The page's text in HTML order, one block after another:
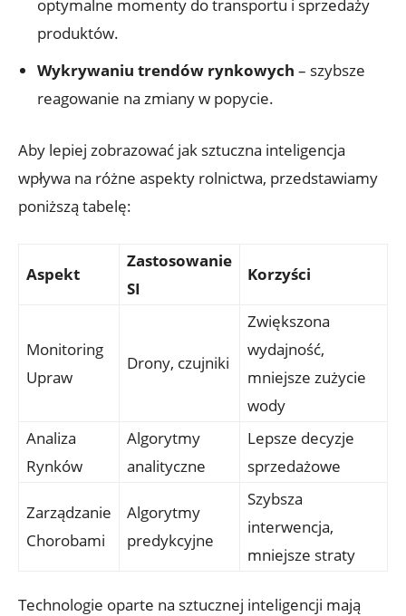
optymalne momenty do transportu i sprzedaży
produktów.
Wykrywaniu trendów rynkowych – szybsze
reagowanie na zmiany w popycie.
Aby lepiej zobrazować jak sztuczna inteligencja
wpływa na różne aspekty rolnictwa, przedstawiamy
poniższą tabelę:
Aspekt
Zastosowanie
SI
Korzyści
Monitoring
Upraw
Drony, czujniki
Zwiększona
wydajność,
mniejsze zużycie
wody
Analiza
Rynków
Algorytmy
analityczne
Lepsze decyzje
sprzedażowe
Zarządzanie
Chorobami
Algorytmy
predykcyjne
Szybsza
interwencja,
mniejsze straty
Technologie oparte na sztucznej inteligencji mają